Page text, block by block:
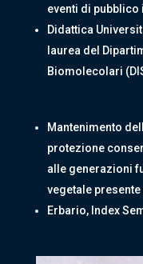
eventi di pubblico
Didattica
laurea del
Biomolecolari
Mantenimento
protezione
alle generazioni
vegetale
Erbario, Index